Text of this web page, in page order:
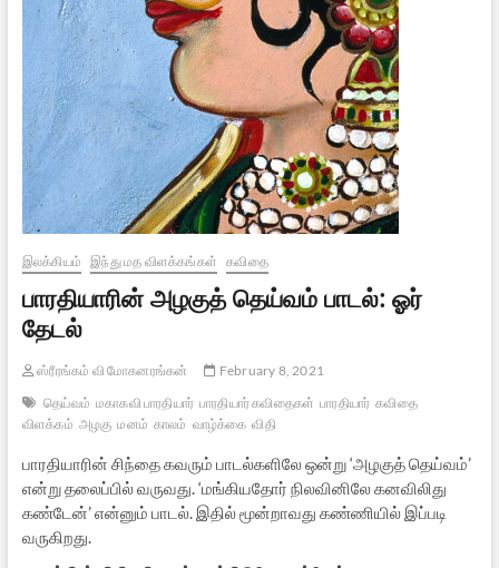
இலக்கியம் இந்து மத விளக்கங்கள் கவிதை
பாரதியாரின் அழகுத் தெய்வம் பாடல்: ஓர்
தேடல்
ஸ்ரீரங்கம் வி மோகனரங்கன்
February 8, 2021
தெய்வம் மகாகவி பாரதியார் பாரதியார் கவிதைகள் பாரதியார் கவிதை
விளக்கம் அழகு மனம் காலம் வாழ்க்கை விதி
பாரதியாரின் சிந்தை கவரும் பாடல்களிலே ஒன்று ‘அழகுத் தெய்வம்’
என்று தலைப்பில் வருவது. ‘மங்கியதோர் நிலவினிலே கனவிலிது
கண்டேன்’ என்னும் பாடல். இதில் மூன்றாவது கண்ணியில் இப்படி
வருகிறது.